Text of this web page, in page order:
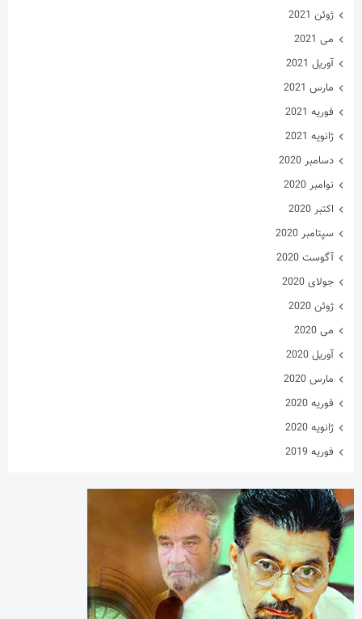
ژوئن 2021
می 2021
آوریل 2021
مارس 2021
فوریه 2021
ژانویه 2021
دسامبر 2020
نوامبر 2020
اکتبر 2020
سپتامبر 2020
آگوست 2020
جولای 2020
ژوئن 2020
می 2020
آوریل 2020
مارس 2020
فوریه 2020
ژانویه 2020
فوریه 2019